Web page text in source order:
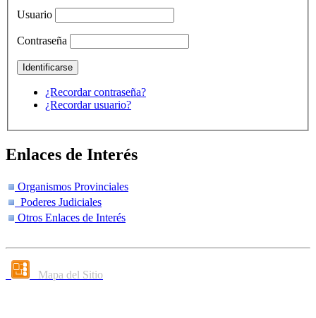
Usuario
Contraseña
¿Recordar contraseña?
¿Recordar usuario?
Enlaces de Interés
Organismos Provinciales
Poderes Judiciales
Otros Enlaces de Interés
Mapa del Sitio